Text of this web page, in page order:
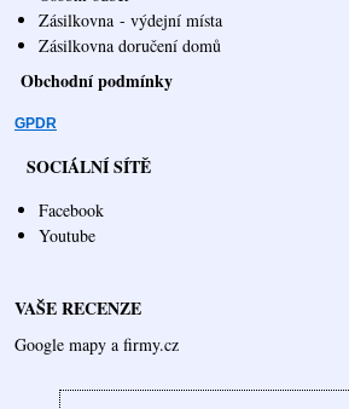
Zásilkovna - výdejní místa
Zásilkovna doručení domů
Obchodní podmínky
GPDR
SOCIÁLNÍ SÍTĚ
Facebook
Youtube
VAŠE RECENZE
Google mapy a firmy.cz